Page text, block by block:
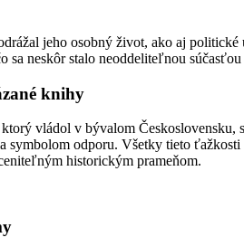
jeho osobný život, ako aj
sa neskôr stalo neoddeliteľnou
knihy
vládol v bývalom Československu,
symbolom odporu. Všetky tieto
historickým prameňom.